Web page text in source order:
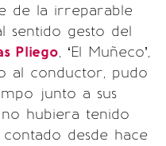
de la irreparable
sentido gesto del
Pliego, ‘El Muñeco’,
al conductor, pudo
junto a sus
no hubiera tenido
desde hace